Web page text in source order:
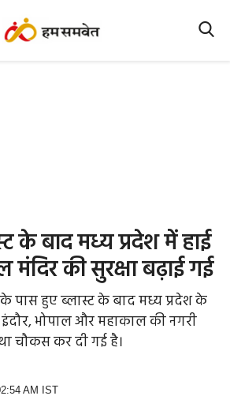
के बाद मध्य प्रदेश में हाई
मंदिर की सुरक्षा बढ़ाई गई
पास हुए ब्लास्ट के बाद मध्य प्रदेश के
भोपाल और महाकाल की नगरी
चौकस कर दी गई है।
AM IST